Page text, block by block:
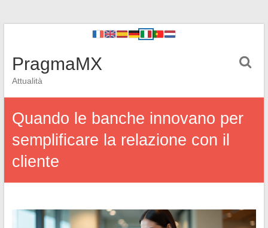
PragmaMX
Attualità
Quando le banche innovano per
semplificare la relazione con il
cliente